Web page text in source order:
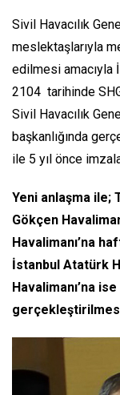
Sivil Havacılık
meslektaşlarıyla
edilmesi amacıyla
2104 tarihinde
Sivil Havacılık
başkanlığında
ile 5 yıl önce
Yeni anlaşma ile;
Gökçen
Havalimanı’na
İstanbul Atatürk
Havalimanı’na
gerçekleştirilmesi